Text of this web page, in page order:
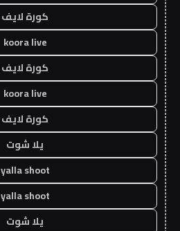
كورة لايف
koora live
كورة لايف
koora live
كورة لايف
يلا شوت
yalla shoot
yalla shoot
يلا شوت